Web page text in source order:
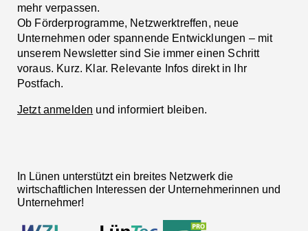
mehr verpassen.
Ob Förderprogramme, Netzwerktreffen, neue
Unternehmen oder spannende Entwicklungen – mit
unserem Newsletter sind Sie immer einen Schritt
voraus. Kurz. Klar. Relevante Infos direkt in Ihr
Postfach.
Jetzt anmelden und informiert bleiben.
In Lünen unterstützt ein breites Netzwerk die
wirtschaftlichen Interessen der Unternehmerinnen und
Unternehmer!